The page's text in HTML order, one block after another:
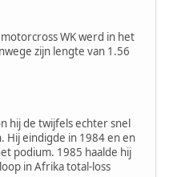
WK werd in het
zijn lengte van 1.56
hij de twijfels echter snel
Hij eindigde in 1984 en en
podium. 1985 haalde hij
in Afrika total-loss